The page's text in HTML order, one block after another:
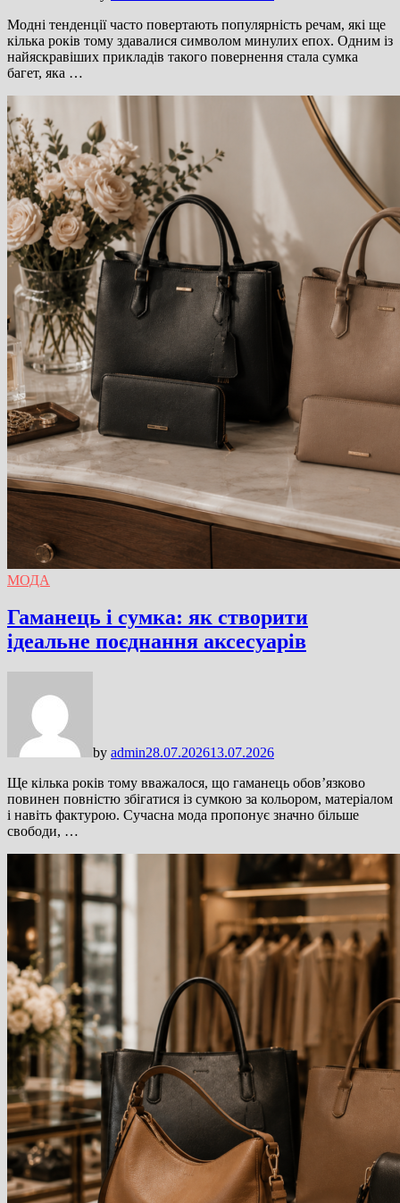
Модні тенденції часто повертають популярність речам, які ще
кілька років тому здавалися символом минулих епох. Одним із
найяскравіших прикладів такого повернення стала сумка
багет, яка …
МОДА
Гаманець і сумка: як створити
ідеальне поєднання аксесуарів
by admin28.07.202613.07.2026
Ще кілька років тому вважалося, що гаманець обов’язково
повинен повністю збігатися із сумкою за кольором, матеріалом
і навіть фактурою. Сучасна мода пропонує значно більше
свободи, …